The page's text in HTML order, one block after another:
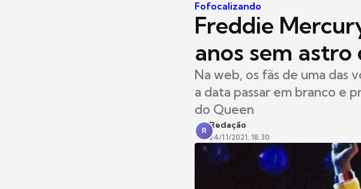
Fofocalizando
Freddie
anos sem astro
Na web, os fãs de uma das
a data passar em branco e
do Queen
R
Redação
24/11/2021, 18:30